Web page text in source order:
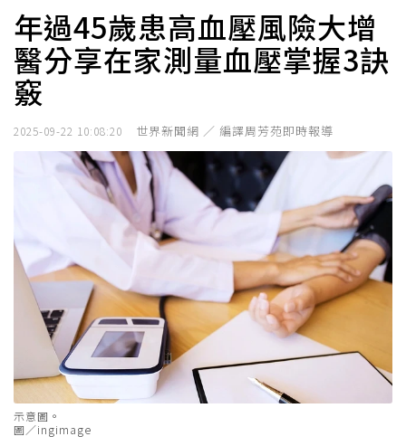
年過45歲患高血壓風險大增
醫分享在家測量血壓掌握3訣
竅
2025-09-22 10:08:20 世界新聞網 ／ 編譯周芳苑即時報導
示意圖。
圖／ingimage